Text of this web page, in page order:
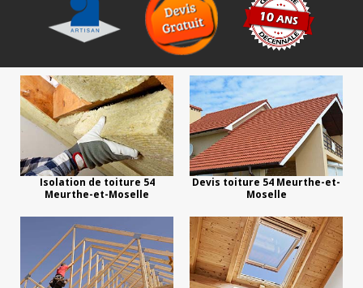
Isolation de toiture 54
Meurthe-et-Moselle
Devis toiture 54 Meurthe-et-
Moselle